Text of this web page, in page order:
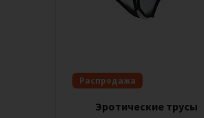
Распродажа
Эротические трусы